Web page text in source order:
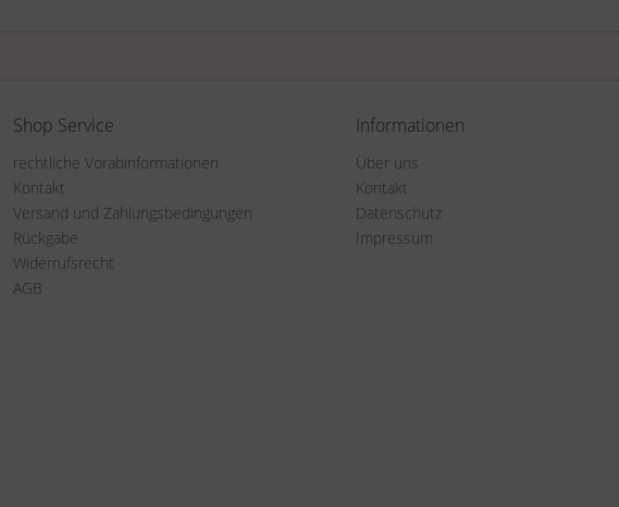
Shop Service
rechtliche Vorabinformationen
Kontakt
Versand und Zahlungsbedingungen
Rückgabe
Widerrufsrecht
AGB
Informationen
Über uns
Kontakt
Datenschutz
Impressum